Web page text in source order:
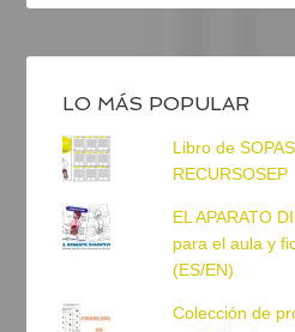
LO MÁS POPULAR
Libro de
RECURSOSEP
EL APARATO
para el aula y
(ES/EN)
Colección de